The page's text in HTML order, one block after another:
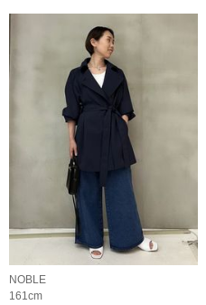
NOBLE
161cm